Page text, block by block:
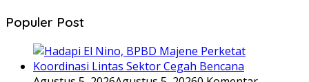
Populer Post